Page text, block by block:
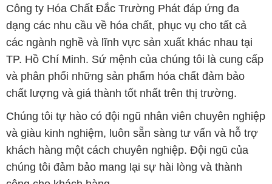
Công ty Hóa Chất Đắc Trường Phát đáp ứng đa
dạng các nhu cầu về hóa chất, phục vụ cho tất cả
các ngành nghề và lĩnh vực sản xuất khác nhau tại
TP. Hồ Chí Minh. Sứ mệnh của chúng tôi là cung cấp
và phân phối những sản phẩm hóa chất đảm bảo
chất lượng và giá thành tốt nhất trên thị trường.
Chúng tôi tự hào có đội ngũ nhân viên chuyên nghiệp
và giàu kinh nghiệm, luôn sẵn sàng tư vấn và hỗ trợ
khách hàng một cách chuyên nghiệp. Đội ngũ của
chúng tôi đảm bảo mang lại sự hài lòng và thành